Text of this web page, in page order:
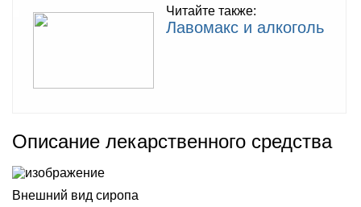
Читайте также:
Лавомакс и алкоголь
Описание лекарственного средства
Внешний вид сиропа